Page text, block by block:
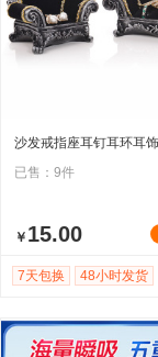
已售：9件
￥ 15.00
7天包换 48小时发货